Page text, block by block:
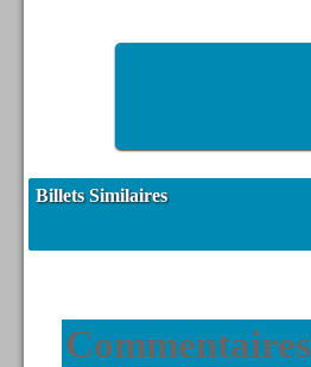
Billets Similaires
Commentaires